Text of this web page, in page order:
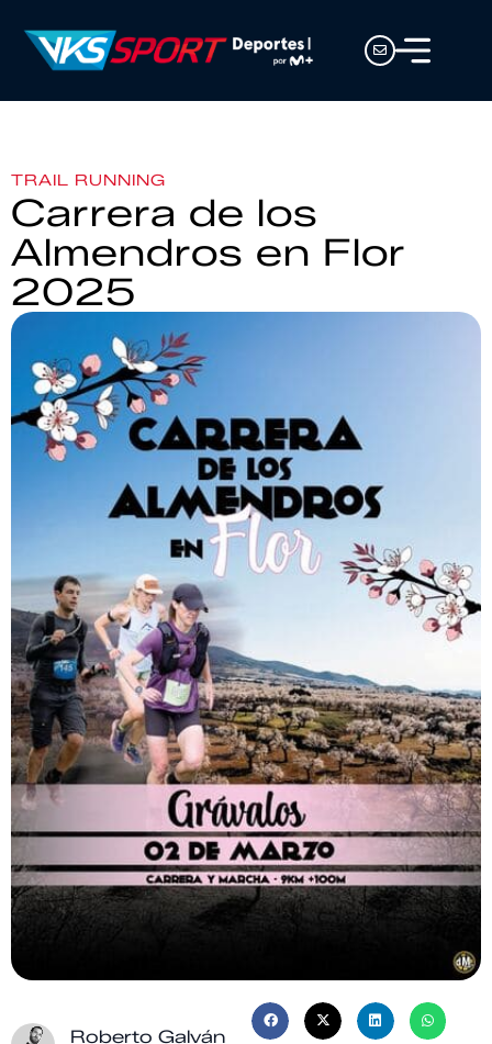
TRAIL RUNNING
Carrera de los
Almendros en Flor
2025
Roberto Galván